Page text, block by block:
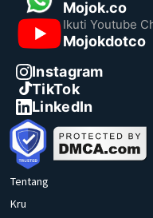
Mojok.co
Ikuti Youtube
Mojokdotco
Instagram
TikTok
LinkedIn
Tentang
Kru